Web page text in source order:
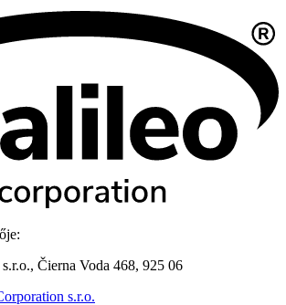
Čierna Voda 468, 925 06
s.r.o.